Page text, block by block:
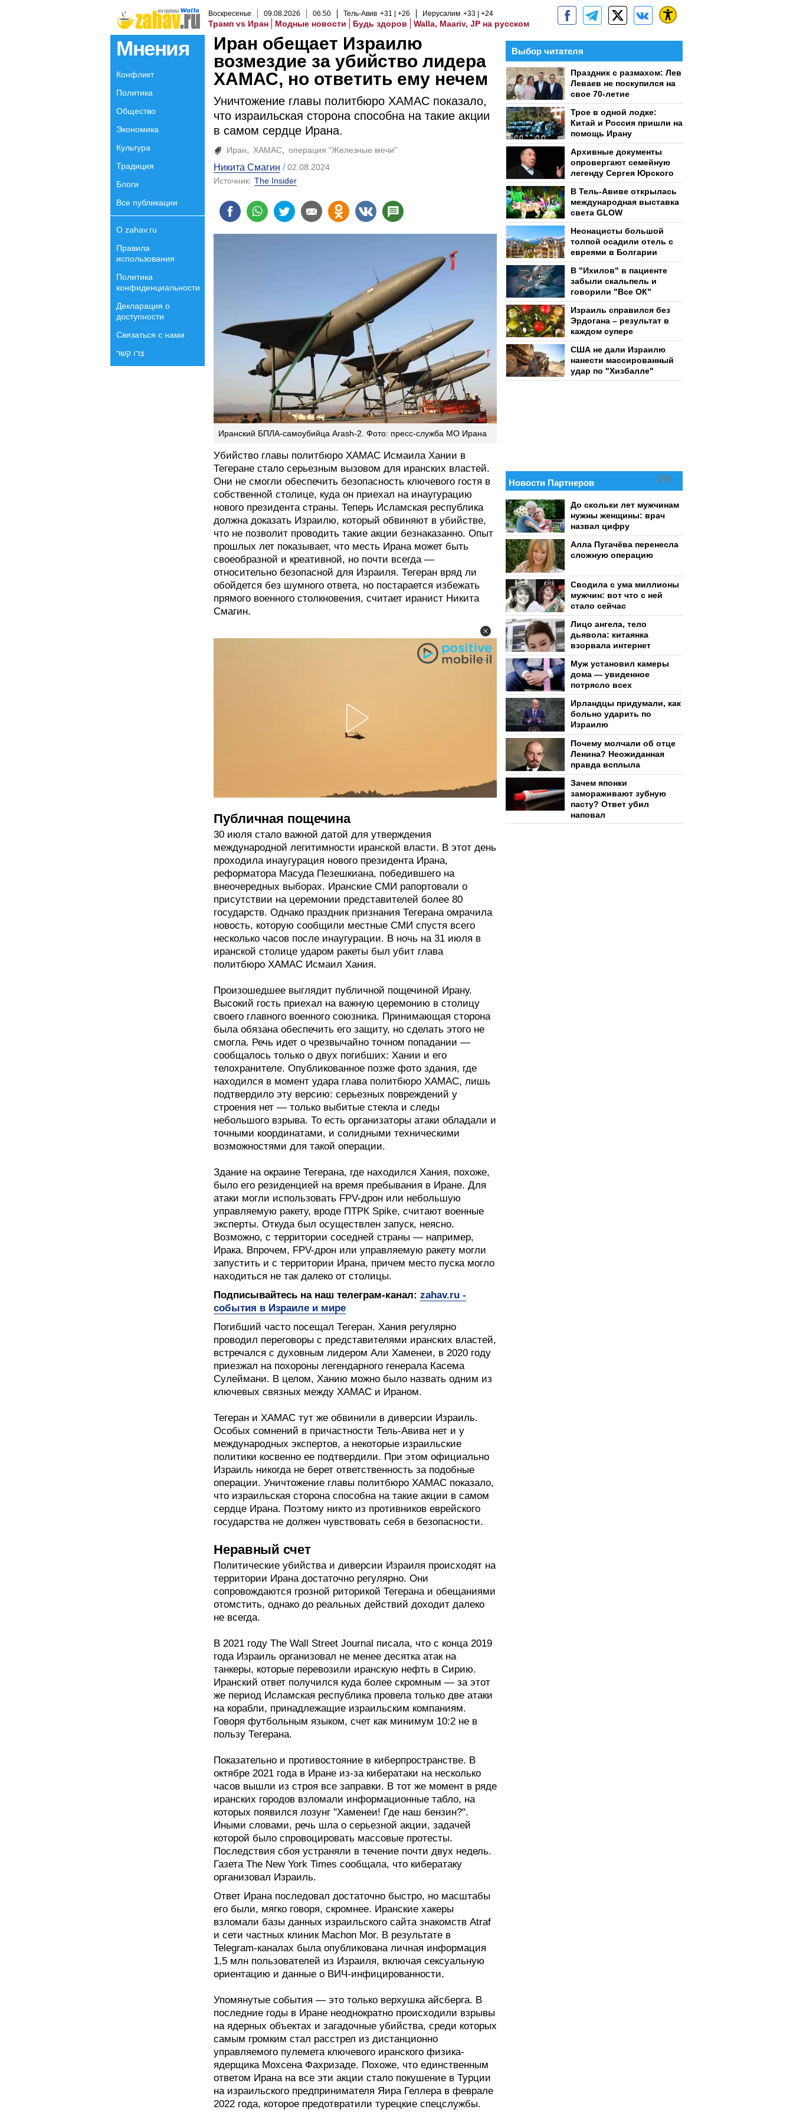
Воскресенье 09.08.2026 06:50 Тель-Авив +31 +26 Иерусалим +33 +24
Трамп vs Иран Модные новости Будь здоров Walla, Maariv, JP на русском
Мнения
Конфликт
Политика
Общество
Экономика
Культура
Традиция
Блоги
Все публикации
О zahav.ru
Правила
использования
Политика
конфиденциальности
Декларация о
доступности
Связаться с нами
צרו קשר
Иран обещает Израилю
возмездие за убийство лидера
ХАМАС, но ответить ему нечем
Уничтожение главы политбюро ХАМАС показало,
что израильская сторона способна на такие акции
в самом сердце Ирана.
Иран ХАМАС операция "Железные мечи"
Никита Смагин
02.08.2024
Источник: The Insider
Иранский БПЛА-самоубийца Arash-2. Фото: пресс-служба МО Ирана
Убийство главы политбюро ХАМАС Исмаила Хании в
Тегеране стало серьезным вызовом для иранских властей.
Они не смогли обеспечить безопасность ключевого гостя в
собственной столице, куда он приехал на инаугурацию
нового президента страны. Теперь Исламская республика
должна доказать Израилю, который обвиняют в убийстве,
что не позволит проводить такие акции безнаказанно. Опыт
прошлых лет показывает, что месть Ирана может быть
своеобразной и креативной, но почти всегда —
относительно безопасной для Израиля. Тегеран вряд ли
обойдется без шумного ответа, но постарается избежать
прямого военного столкновения, считает иранист Никита
Смагин.
Публичная пощечина
30 июля стало важной датой для утверждения
международной легитимности иранской власти. В этот день
проходила инаугурация нового президента Ирана,
реформатора Масуда Пезешкиана, победившего на
внеочередных выборах. Иранские СМИ рапортовали о
присутствии на церемонии представителей более 80
государств. Однако праздник признания Тегерана омрачила
новость, которую сообщили местные СМИ спустя всего
несколько часов после инаугурации. В ночь на 31 июля в
иранской столице ударом ракеты был убит глава
политбюро ХАМАС Исмаил Хания.
Произошедшее выглядит публичной пощечиной Ирану.
Высокий гость приехал на важную церемонию в столицу
своего главного военного союзника. Принимающая сторона
была обязана обеспечить его защиту, но сделать этого не
смогла. Речь идет о чрезвычайно точном попадании —
сообщалось только о двух погибших: Хании и его
телохранителе. Опубликованное позже фото здания, где
находился в момент удара глава политбюро ХАМАС, лишь
подтвердило эту версию: серьезных повреждений у
строения нет — только выбитые стекла и следы
небольшого взрыва. То есть организаторы атаки обладали и
точными координатами, и солидными техническими
возможностями для такой операции.
Здание на окраине Тегерана, где находился Хания, похоже,
было его резиденцией на время пребывания в Иране. Для
атаки могли использовать FPV-дрон или небольшую
управляемую ракету, вроде ПТРК Spike, считают военные
эксперты. Откуда был осуществлен запуск, неясно.
Возможно, с территории соседней страны — например,
Ирака. Впрочем, FPV-дрон или управляемую ракету могли
запустить и с территории Ирана, причем место пуска могло
находиться не так далеко от столицы.
Подписывайтесь на наш телеграм-канал: zahav.ru -
события в Израиле и мире
Погибший часто посещал Тегеран. Хания регулярно
проводил переговоры с представителями иранских властей,
встречался с духовным лидером Али Хаменеи, в 2020 году
приезжал на похороны легендарного генерала Касема
Сулеймани. В целом, Ханию можно было назвать одним из
ключевых связных между ХАМАС и Ираном.
Тегеран и ХАМАС тут же обвинили в диверсии Израиль.
Особых сомнений в причастности Тель-Авива нет и у
международных экспертов, а некоторые израильские
политики косвенно ее подтвердили. При этом официально
Израиль никогда не берет ответственность за подобные
операции. Уничтожение главы политбюро ХАМАС показало,
что израильская сторона способна на такие акции в самом
сердце Ирана. Поэтому никто из противников еврейского
государства не должен чувствовать себя в безопасности.
Неравный счет
Политические убийства и диверсии Израиля происходят на
территории Ирана достаточно регулярно. Они
сопровождаются грозной риторикой Тегерана и обещаниями
отомстить, однако до реальных действий доходит далеко
не всегда.
В 2021 году The Wall Street Journal писала, что с конца 2019
года Израиль организовал не менее десятка атак на
танкеры, которые перевозили иранскую нефть в Сирию.
Иранский ответ получился куда более скромным — за этот
же период Исламская республика провела только две атаки
на корабли, принадлежащие израильским компаниям.
Говоря футбольным языком, счет как минимум 10:2 не в
пользу Тегерана.
Показательно и противостояние в киберпространстве. В
октябре 2021 года в Иране из-за кибератаки на несколько
часов вышли из строя все заправки. В тот же момент в ряде
иранских городов взломали информационные табло, на
которых появился лозунг "Хаменеи! Где наш бензин?".
Иными словами, речь шла о серьезной акции, задачей
которой было спровоцировать массовые протесты.
Последствия сбоя устраняли в течение почти двух недель.
Газета The New York Times сообщала, что кибератаку
организовал Израиль.
Ответ Ирана последовал достаточно быстро, но масштабы
его были, мягко говоря, скромнее. Иранские хакеры
взломали базы данных израильского сайта знакомств Atraf
и сети частных клиник Machon Mor. В результате в
Telegram-каналах была опубликована личная информация
1,5 млн пользователей из Израиля, включая сексуальную
ориентацию и данные о ВИЧ-инфицированности.
Упомянутые события — это только верхушка айсберга. В
последние годы в Иране неоднократно происходили взрывы
на ядерных объектах и загадочные убийства, среди которых
самым громким стал расстрел из дистанционно
управляемого пулемета ключевого иранского физика-
ядерщика Мохсена Фахризаде. Похоже, что единственным
ответом Ирана на все эти акции стало покушение в Турции
на израильского предпринимателя Яира Геллера в феврале
2022 года, которое предотвратили турецкие спецслужбы.
Выбор читателя
Праздник с размахом: Лев
Леваев не поскупился на
свое 70-летие
Трое в одной лодке:
Китай и Россия пришли на
помощь Ирану
Архивные документы
опровергают семейную
легенду Сергея Юрского
В Тель-Авиве открылась
международная выставка
света GLOW
Неонацисты большой
толпой осадили отель с
евреями в Болгарии
В "Ихилов" в пациенте
забыли скальпель и
говорили "Все ОК"
Израиль справился без
Эрдогана – результат в
каждом супере
США не дали Израилю
нанести массированный
удар по "Хизбалле"